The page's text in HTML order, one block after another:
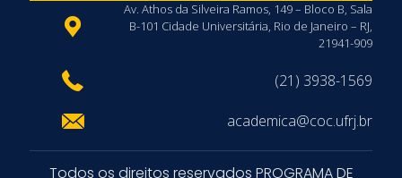
Av. Athos da Silveira Ramos, 149 – Bloco B, Sala
B-101 Cidade Universitária, Rio de Janeiro – RJ,
21941-909
(21) 3938-1569
academica@coc.ufrj.br
Todos os direitos reservados PROGRAMA DE